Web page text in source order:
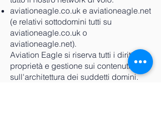
aviationeagle.co.uk e aviationeagle.net
(e relativi sottodomini tutti su
aviationeagle.co.uk o
aviationeagle.net).
Aviation Eagle si riserva tutti i diritti di
proprietà e gestione sui contenuti e
sull'architettura dei suddetti domini.